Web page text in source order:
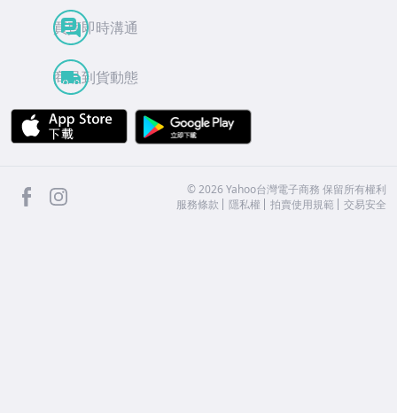
買賣即時溝通
商品到貨動態
APP Store
facebook ©2026 Yahoo台灣電子商務 保留所有權利
服務條款
隱私權 拍賣使用規範 交易安全